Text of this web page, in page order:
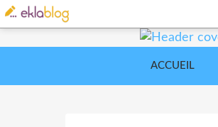
ACCUEIL